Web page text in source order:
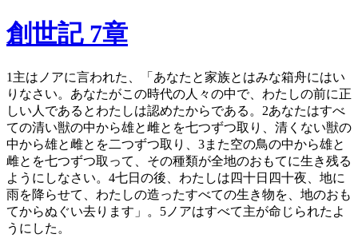
創世記 7章
1 主はノアに言われた、「あなたと家族とはみな箱舟にはい
りなさい。あなたがこの時代の人々の中で、わたしの前に正
しい人であるとわたしは認めたからである。 2あなたはすべ
ての清い獣の中から雄と雌とを七つずつ取り、清くない獣の
中から雄と雌とを二つずつ取り、 3また空の鳥の中から雄と
雌とを七つずつ取って、その種類が全地のおもてに生き残る
ようにしなさい。 4七日の後、わたしは四十日四十夜、地に
雨を降らせて、わたしの造ったすべての生き物を、地のおも
てからぬぐい去ります」。 5 ノアはすべて主が命じられたよ
うにした。